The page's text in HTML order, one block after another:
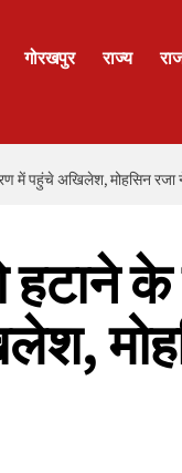
गोरखपुर राज्य
में पहुंचे अखिलेश, मोहसिन रजा